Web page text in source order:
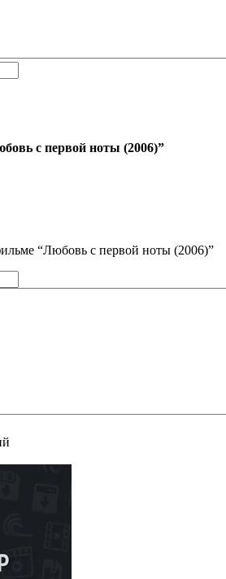
с первой ноты (2006)”
“Любовь с первой ноты (2006)”